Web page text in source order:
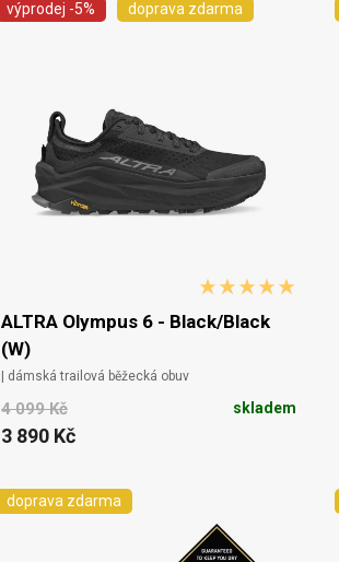
výprodej -5% doprava zdarma
ALTRA Olympus 6 - Black/Black
(W)
| dámská trailová běžecká obuv
4 099 Kč
3 890 Kč
skladem
doprava zdarma